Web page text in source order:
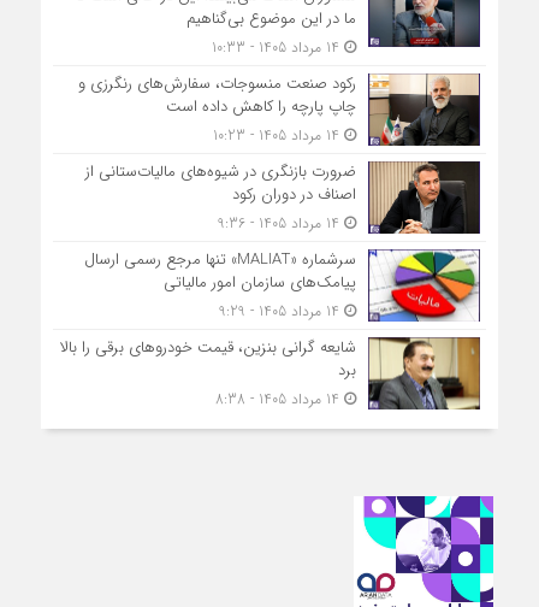
ما در این موضوع بی‌گناهیم
رکود صنعت منسوجات، سفارش‌های رنگرزی و
چاپ پارچه را کاهش داده است
ضرورت بازنگری در شیوه‌های مالیات‌ستانی از
اصناف در دوران رکود
سرشماره «MALIAT» تنها مرجع رسمی ارسال
پیامک‌های سازمان امور مالیاتی
شایعه گرانی بنزین، قیمت خودروهای برقی را بالا
برد